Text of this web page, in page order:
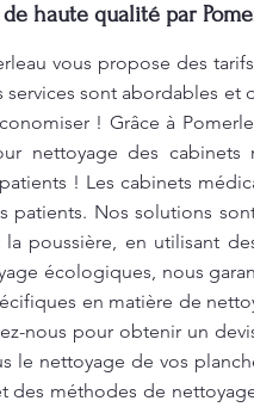
haute qualité par
vous propose des
sont abordables
! Grâce à
nettoyage des cabinets
! Les cabinets
Nos solutions
poussière, en utilisant
écologiques, nous
en matière de
nous pour obtenir un
le nettoyage de vos
méthodes de